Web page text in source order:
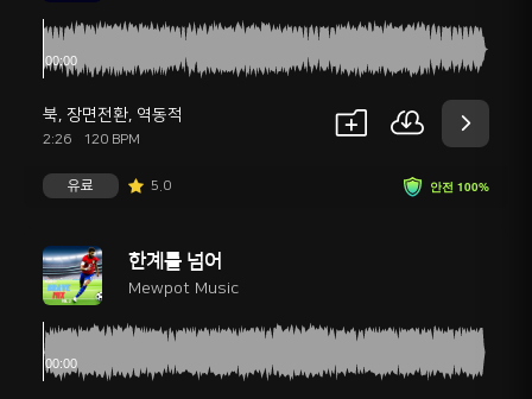
북, 장면전환, 역동적
2:26 120 BPM
안전 100%
유료 5.0
한계를 넘어
Mewpot Music